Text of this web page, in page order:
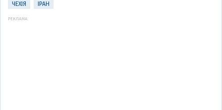
ЧЕХІЯ ІРАН
РЕКЛАМА: